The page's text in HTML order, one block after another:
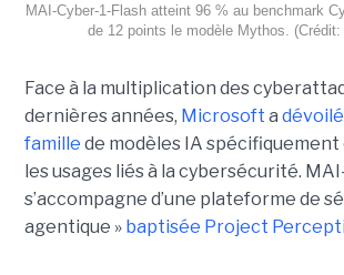
MAI-Cyber-1-Flash atteint 96 % au benchmark
de 12 points le modèle Mythos.
Face à la multiplication des
dernières années, Microsoft a
famille de modèles IA
les usages liés à la cybersécurité.
s’accompagne d’une plateforme de
agentique » baptisée Project